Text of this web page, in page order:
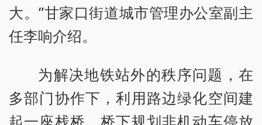
大。”甘家口街道城市管理办公室副主
任李响介绍。
为解决地铁站外的秩序问题，在
多部门协作下，利用路边绿化空间建